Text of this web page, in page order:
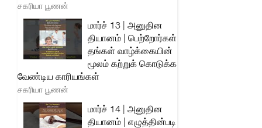
சகரியா பூணன்
மார்ச் 13 | அனுதின
தியானம் | பெற்றோர்கள்
தங்கள் வாழ்க்கையின்
மூலம் கற்றுக் கொடுக்க
வேண்டிய காரியங்கள்
சகரியா பூணன்
மார்ச் 14 | அனுதின
தியானம் | எழுத்தின்படி